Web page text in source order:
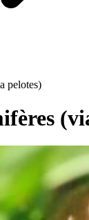
pelotes)